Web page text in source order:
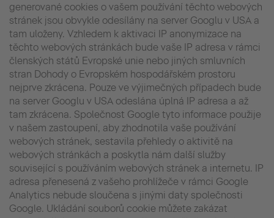
generované cookies o vašem používání těchto webových
stránek jsou obvykle odesílány na server Googlu v USA a
tam uloženy. Vzhledem k aktivaci IP anonymizace na
těchto webových stránkách bude vaše IP adresa v rámci
členských států Evropské unie nebo jiných smluvních
stran Dohody o Evropském hospodářském prostoru
nejprve zkrácena. Pouze ve výjimečných případech bude
na server Googlu v USA odeslána úplná IP adresa a až
tam zkrácena. Společnost Google tyto informace použije
v našem zastoupení, aby zhodnotila vaše používání
webových stránek, sestavila přehledy o aktivitě na
webových stránkách a poskytla nám další služby
související s používáním webových stránek a internetu. IP
adresa přenesená z vašeho prohlížeče v rámci Google
Analytics nebude sloučena s jinými daty společnosti
Google. Ukládání souborů cookie můžete zakázat